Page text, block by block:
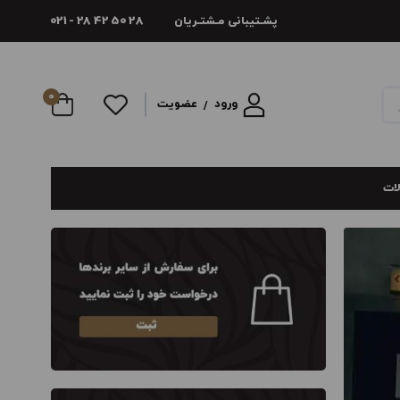
پشـتیبانی مـشتـریان 021 - 28 42 50 28
ورود / عضویت 0